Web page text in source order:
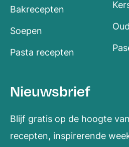
Bakrecepten
Soepen
Pasta recepten
Nieuwsbrief
Blijf gratis op de hoogte
recepten, inspirerende